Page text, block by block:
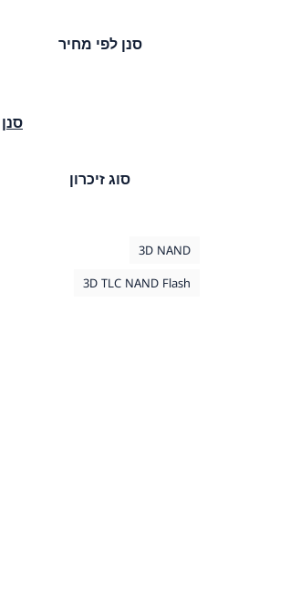
סנן לפי מחיר
סנן
סוג זיכרון
3D NAND
3D TLC NAND Flash